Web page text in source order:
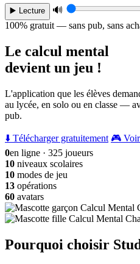
▶️ Lecture
🔊
100% gratuit — sans pub, sans
Le calcul mental
devient un jeu !
L'application que les élèves
au lycée, en solo ou en classe —
pub.
⬇️ Télécharger gratuitement 🎮 Voir
0en ligne · 325 joueurs
10 niveaux scolaires
10 modes de jeu
13 opérations
60 avatars
Pourquoi choisir